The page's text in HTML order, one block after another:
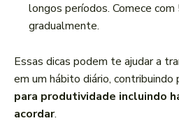
longos períodos. Comece
gradualmente.
Essas dicas podem te ajudar a
em um hábito diário, contribuindo
para produtividade incluindo
acordar.